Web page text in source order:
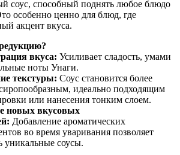
соус, способный поднять любое блюдо
особенно ценно для блюд, где
акцент вкуса.
вкуса: Усиливает сладость, умами
ноты Унаги.
текстуры: Соус становится более
идеально подходящим
или нанесения тонким слоем.
новых вкусовых
Добавление ароматических
во время уваривания позволяет
уникальные соусы.